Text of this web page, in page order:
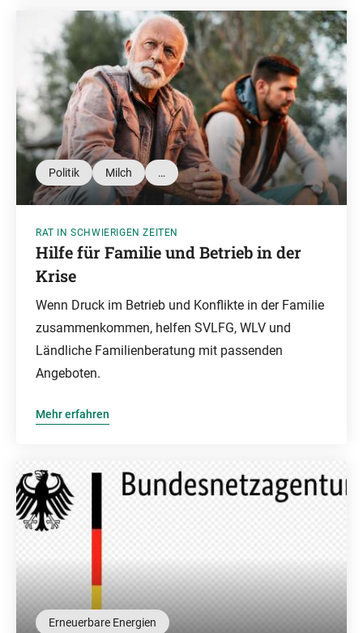
Politik Milch …
RAT IN SCHWIERIGEN ZEITEN
Hilfe für Familie und Betrieb in der
Krise
Wenn Druck im Betrieb und Konflikte in der Familie
zusammenkommen, helfen SVLFG, WLV und
Ländliche Familienberatung mit passenden
Angeboten.
Mehr erfahren
Erneuerbare Energien